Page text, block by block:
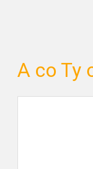
A co Ty